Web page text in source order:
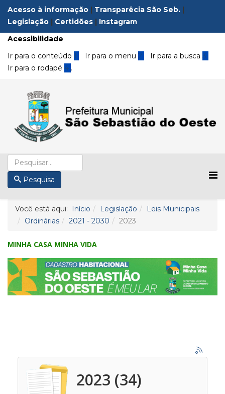
Acesso à informação | Transparêcia São Seb. |
Legislação | Certidões | Instagram
Acessibilidade
Ir para o conteúdo 1 Ir para o menu 2 Ir para a busca3
Ir para o rodapé 4 .
Pesquisa
Você está aqui: Início Legislação
Leis Municipais
Ordinárias
2021 - 2030 2023
MINHA CASA MINHA VIDA
2023 (34)